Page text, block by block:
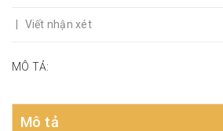
Viết nhận xét
MÔ TẢ:
Mô tả